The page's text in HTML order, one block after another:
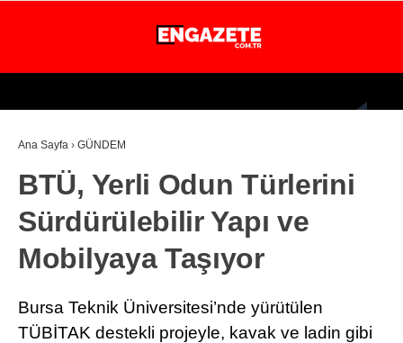
25
İSTANBUL
GÜNDEM
EKONOMİ
DÜNYA
MAGAZİN
SAĞLIK
Ana Sayfa › GÜNDEM
BTÜ, Yerli Odun Türlerini
Sürdürülebilir Yapı ve
Mobilyaya Taşıyor
Bursa Teknik Üniversitesi’nde yürütülen
TÜBİTAK destekli projeyle, kavak ve ladin gibi